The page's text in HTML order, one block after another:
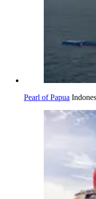
Pearl of Papua